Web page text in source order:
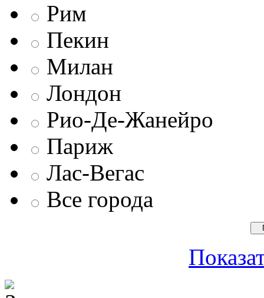
Рим
Пекин
Милан
Лондон
Рио-Де-Жанейро
Париж
Лас-Вегас
Все города